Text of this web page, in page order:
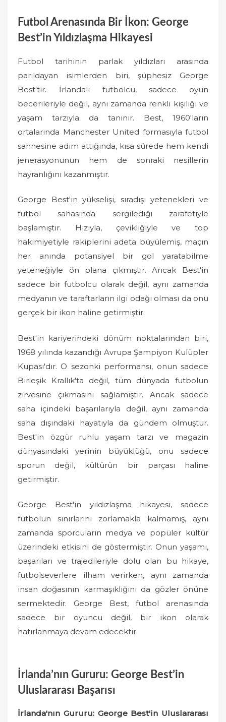
Futbol Arenasında Bir İkon: George
Best’in Yıldızlaşma Hikayesi
Futbol tarihinin parlak yıldızları arasında
parıldayan isimlerden biri, şüphesiz George
Best'tir. İrlandalı futbolcu, sadece oyun
becerileriyle değil, aynı zamanda renkli kişiliği ve
yaşam tarzıyla da tanınır. Best, 1960'ların
ortalarında Manchester United formasıyla futbol
sahnesine adım attığında, kısa sürede hem kendi
jenerasyonunun hem de sonraki nesillerin
hayranlığını kazanmıştır.
George Best'in yükselişi, sıradışı yetenekleri ve
futbol sahasında sergilediği zarafetiyle
başlamıştır. Hızıyla, çevikliğiyle ve top
hakimiyetiyle rakiplerini adeta büyülemiş, maçın
her anında potansiyel bir gol yaratabilme
yeteneğiyle ön plana çıkmıştır. Ancak Best'in
sadece bir futbolcu olarak değil, aynı zamanda
medyanın ve taraftarların ilgi odağı olması da onu
gerçek bir ikon haline getirmiştir.
Best'in kariyerindeki dönüm noktalarından biri,
1968 yılında kazandığı Avrupa Şampiyon Kulüpler
Kupası'dır. O sezonki performansı, onun sadece
Birleşik Krallık'ta değil, tüm dünyada futbolun
zirvesine çıkmasını sağlamıştır. Ancak sadece
saha içindeki başarılarıyla değil, aynı zamanda
saha dışındaki hayatıyla da gündem olmuştur.
Best'in özgür ruhlu yaşam tarzı ve magazin
dünyasındaki yerinin büyüklüğü, onu sadece
sporun değil, kültürün bir parçası haline
getirmiştir.
George Best'in yıldızlaşma hikayesi, sadece
futbolun sınırlarını zorlamakla kalmamış, aynı
zamanda sporcuların medya ve popüler kültür
üzerindeki etkisini de göstermiştir. Onun yaşamı,
başarıları ve trajedileriyle dolu olan bu hikaye,
futbolseverlere ilham verirken, aynı zamanda
insan doğasının karmaşıklığını da gözler önüne
sermektedir. George Best, futbol arenasında
sadece bir oyuncu değil, bir ikon olarak
hatırlanmaya devam edecektir.
İrlanda’nın Gururu: George Best’in
Uluslararası Başarısı
İrlanda'nın Gururu: George Best'in Uluslararası